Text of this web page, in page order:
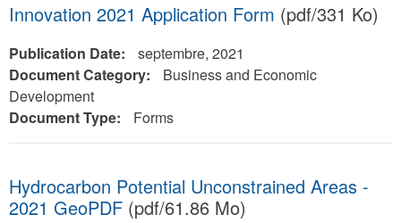
Innovation 2021 Application Form (pdf/331 Ko)
Publication Date:
septembre, 2021
Document Category:
Business and Economic
Development
Document Type:
Forms
Hydrocarbon Potential Unconstrained Areas -
2021 GeoPDF (pdf/61.86 Mo)